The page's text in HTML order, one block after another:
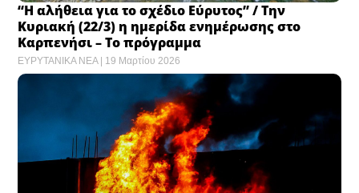
“Η αλήθεια για το σχέδιο Εύρυτος” / Την
Κυριακή (22/3) η ημερίδα ενημέρωσης στο
Καρπενήσι – Το πρόγραμμα
ΕΥΡΥΤΑΝΙΚΑ ΝΕΑ 19 Μαρτίου 2026